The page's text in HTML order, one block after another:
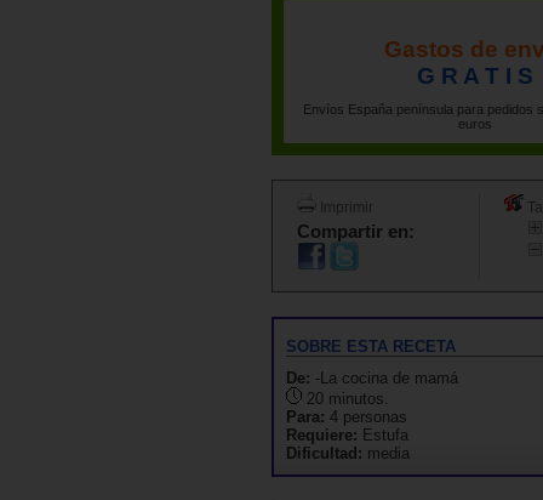
Gastos de
G R A T I S
Envíos España península para pedidos
euros
Imprimir
Compartir en:
SOBRE ESTA RECETA
De: -La cocina de mamá
20 minutos.
Para: 4 personas
Requiere: Estufa
Dificultad: media